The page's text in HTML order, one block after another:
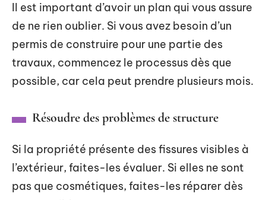
Il est important d’avoir un plan qui vous assure
de ne rien oublier. Si vous avez besoin d’un
permis de construire pour une partie des
travaux, commencez le processus dès que
possible, car cela peut prendre plusieurs mois.
Résoudre des problèmes de structure
Si la propriété présente des fissures visibles à
l’extérieur, faites-les évaluer. Si elles ne sont
pas que cosmétiques, faites-les réparer dès